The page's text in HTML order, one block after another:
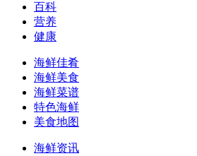
百科
营养
健康
海鲜佳肴
海鲜美食
海鲜菜谱
特色海鲜
美食地图
海鲜资讯